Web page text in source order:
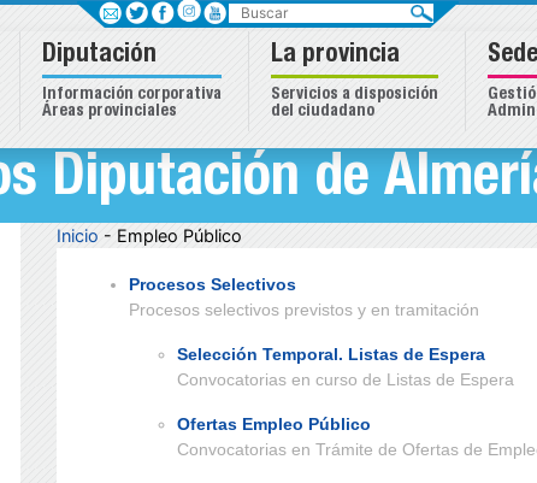
Buscar
Diputación
Información corporativa
Áreas provinciales
La provincia
Servicios a disposición
del ciudadano
Diputación de
Inicio - Empleo Público
Procesos Selectivos
Procesos selectivos previstos y en tramitación
Selección Temporal. Listas de Espera
Convocatorias en curso de Listas de Espera
Ofertas Empleo Público
Convocatorias en Trámite de Ofertas de